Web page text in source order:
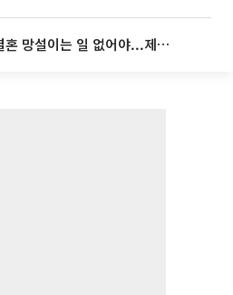
李대통령 “청년이 결혼 망설이는 일 없어야...제도상 불이익 조사”